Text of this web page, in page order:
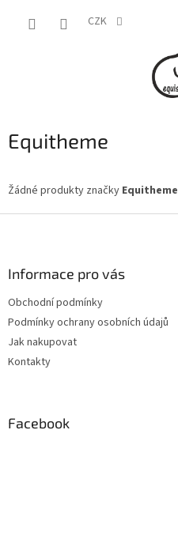
CZK
Equitheme
Žádné produkty značky Equitheme
Informace pro vás
Obchodní podmínky
Podmínky ochrany osobních údajů
Jak nakupovat
Kontakty
Facebook